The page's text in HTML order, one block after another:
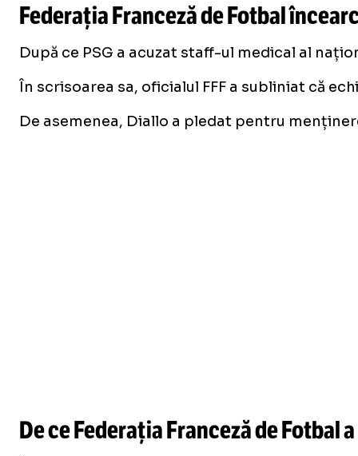
Federația Franceză de Fotbal
După ce PSG a acuzat staff-ul medical al
În scrisoarea sa, oficialul FFF a subliniat că
De asemenea, Diallo a pledat pentru
De ce Federația Franceză de Fotbal